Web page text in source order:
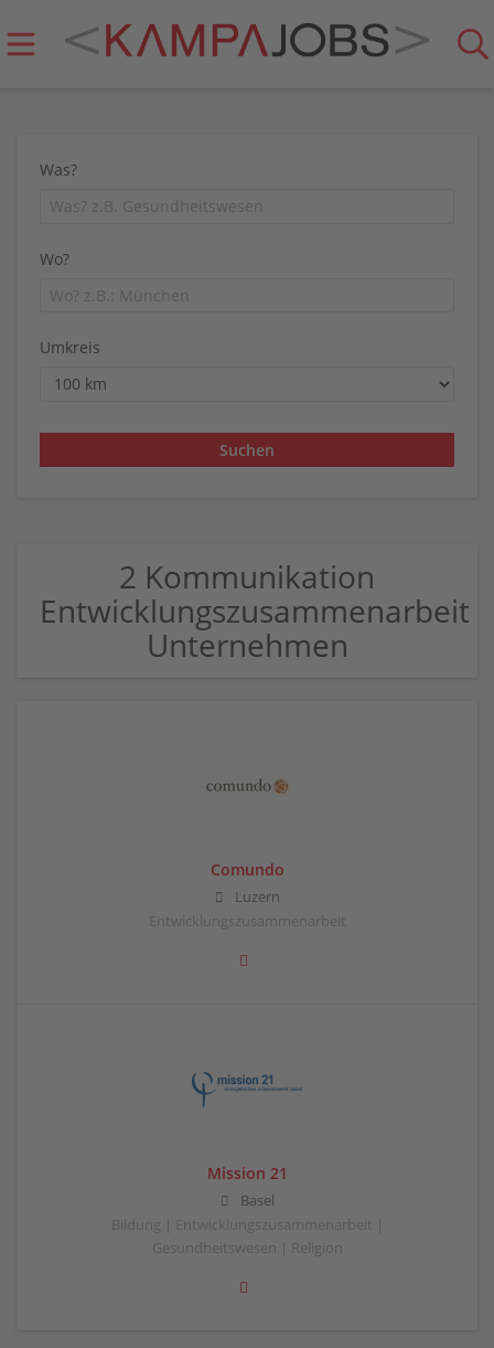
Was?
Wo?
Umkreis
2 Kommunikation
Entwicklungszusammenarbeit
Unternehmen
Comundo
Luzern
Entwicklungszusammenarbeit
Mission 21
Basel
Bildung | Entwicklungszusammenarbeit |
Gesundheitswesen | Religion